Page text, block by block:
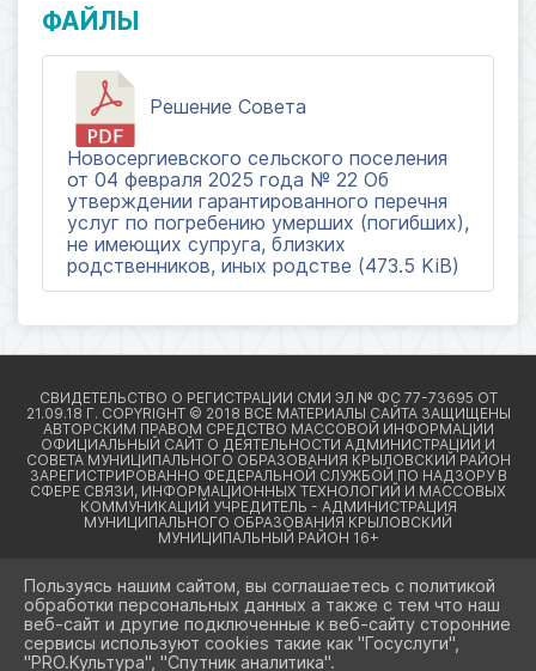
ФАЙЛЫ
Решение Совета
Новосергиевского сельского поселения
от 04 февраля 2025 года № 22 Об
утверждении гарантированного перечня
услуг по погребению умерших (погибших),
не имеющих супруга, близких
родственников, иных родстве (473.5 KiB)
2026 Г. КРЫЛОВСКИЙРАЙОН23.РФ
ВХОД
Пользуясь нашим сайтом, вы соглашаетесь с политикой
обработки персональных данных а также с тем что наш
веб-сайт и другие подключенные к веб-сайту сторонние
сервисы используют cookies такие как "Госуслуги",
"PRO.Культура", "Спутник аналитика".